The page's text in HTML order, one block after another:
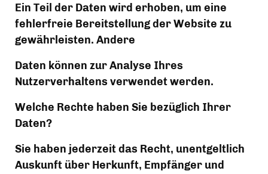
Ein Teil der Daten wird erhoben, um eine
fehlerfreie Bereitstellung der Website zu
gewährleisten. Andere
Daten können zur Analyse Ihres
Nutzerverhaltens verwendet werden.
Welche Rechte haben Sie bezüglich Ihrer
Daten?
Sie haben jederzeit das Recht, unentgeltlich
Auskunft über Herkunft, Empfänger und